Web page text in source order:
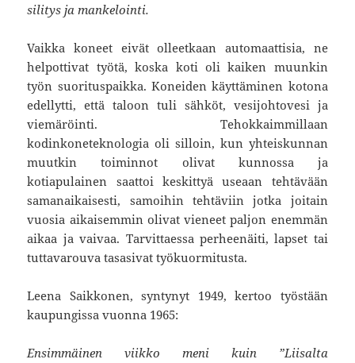
silitys ja mankelointi.
Vaikka koneet eivät olleetkaan automaattisia, ne
helpottivat työtä, koska koti oli kaiken muunkin
työn suorituspaikka. Koneiden käyttäminen kotona
edellytti, että taloon tuli sähköt, vesijohtovesi ja
viemäröinti. Tehokkaimmillaan
kodinkoneteknologia oli silloin, kun yhteiskunnan
muutkin toiminnot olivat kunnossa ja
kotiapulainen saattoi keskittyä useaan tehtävään
samanaikaisesti, samoihin tehtäviin jotka joitain
vuosia aikaisemmin olivat vieneet paljon enemmän
aikaa ja vaivaa. Tarvittaessa perheenäiti, lapset tai
tuttavarouva tasasivat työkuormitusta.
Leena Saikkonen, syntynyt 1949, kertoo työstään
kaupungissa vuonna 1965:
Ensimmäinen viikko meni kuin ”Liisalta